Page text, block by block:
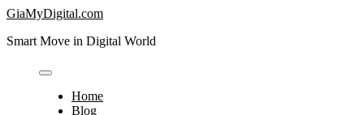
Skip
content
GiaMyDigital.com
Smart Move in Digital World
Home
Blog